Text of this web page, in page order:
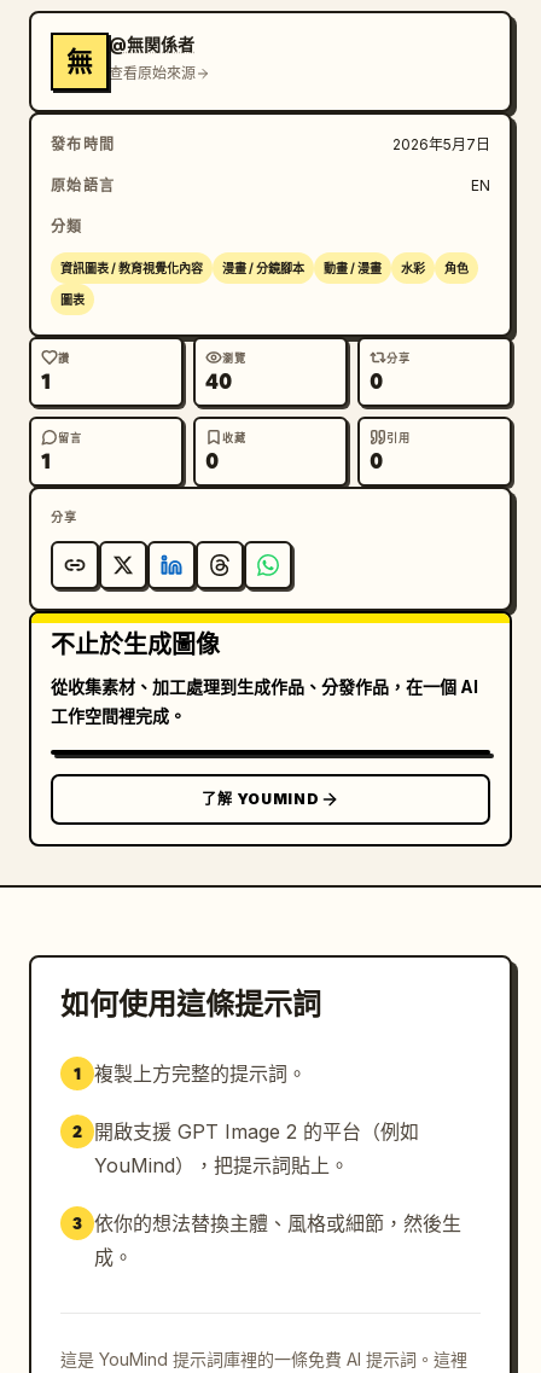
門與檢查站","position":"左
下","count":1,"items":["正面視角的運河檢查點，包
含燈籠、碼頭、船隻、檢查員與編號標註"]},
{"title":"船隊組成","position":"左
船","檢查船","市場船","維修船","居住用船屋"]},
{"title":"角色工具標註","position":"中右上方（角
色旁）","count":5,"items":["小型木製檢查印
章","紅墨水瓶","開啟的登記帳簿","成捆懸掛的貨物標
籤","透明檢查布"]},{"title":"腰帶與服裝標
註","position":"中右下方（角色
旁）","count":5,"items":["防水文件盒","木箱式防
護盒","帶有印章與小型工具的腰帶","下擺布料樣
本","鞋類與鞋底細節樣本"]},{"title":"全都市全
景","position":"右上","count":1,"items":["大型
霧氣籠罩的鹽湖漂浮都市，擁有許多碼頭、運河、燈籠、船
屋、塔樓、起重機與遠處的堡壘剪影"]},{"title":"工
具、材料與符號網格","position":"右
中","count":15,"items":["航運表格文件","紅色圓形
匾","貨物標籤","紅色封條","摺疊防水布","盤繞的繫船
繩","白色鹽水罐","捲起的許可證腰帶","檢查官印章工
具","兩支檢查用書寫工具","裝滿帳簿的紀錄架","木製
乾燥箱","小型標籤牌"]},{"title":"圖解與圖
例","position":"右下","count":6,"items":["包含
5 個小步驟的水路運輸程序","三種紅色與紫色的印章類
型","貨物標籤閱讀方法","檢查布摺疊與包裹方法","布
氣繚繞的鹽湖大都市，建立在碼頭與漂浮平台上，擁有數百
於閱讀：中央角色為主體，左側說明都市與船隻，右側說明
全書的美學，而非現代 UI 風
格。","image_quality":"高解析度概念藝術，清晰的微
縮細節，柔和的水彩陰影，羊皮紙背景，平衡的邊距，無照
片真實感，無 3D 渲染"}
無
@無関係者
查看原始來源
發布時間 2026年5月7日
原始語言 EN
分類
資訊圖表 / 教育視覺化內容 漫畫 / 分鏡腳本 動畫 / 漫畫 水彩 角色
圖表
讚
1
瀏覽
40
分享
0
留言
1
收藏
0
引用
0
分享
不止於生成圖像
從收集素材、加工處理到生成作品、分發作品，在一個 AI
工作空間裡完成。
了解 YOUMIND
如何使用這條提示詞
1 複製上方完整的提示詞。
2
開啟支援 GPT Image 2 的平台（例如
YouMind），把提示詞貼上。
3 依你的想法替換主體、風格或細節，然後生
成。
這是 YouMind 提示詞庫裡的一條免費 AI 提示詞。這裡